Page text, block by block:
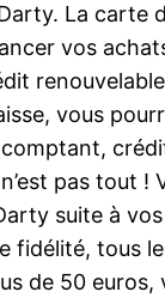
La carte
vos
vous
pas tout !
suite à
fidélité, tous
de 50 euros,